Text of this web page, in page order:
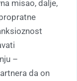
misao, dalje,
–
da on